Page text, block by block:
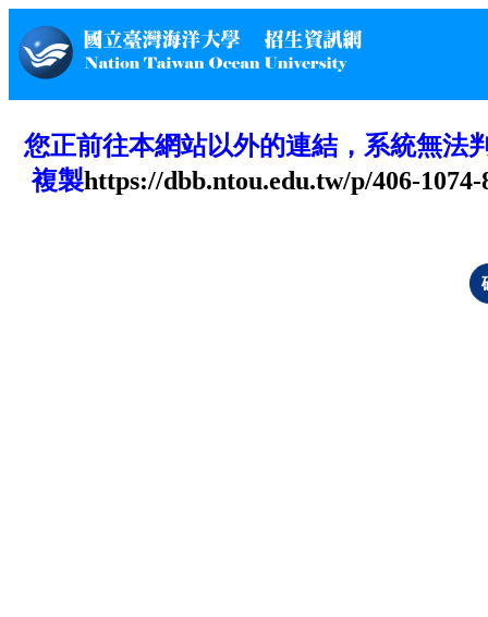
您正前往本網站以外的連結，系統無法
複製https://dbb.ntou.edu.tw/p/406-